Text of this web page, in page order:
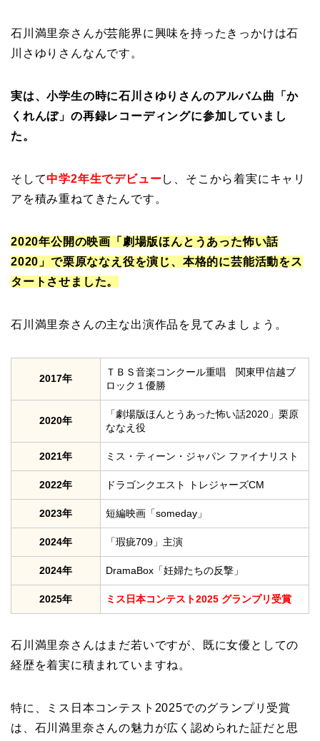
石川満里奈さんが芸能界に興味を持ったきっかけは石
川さゆりさんなんです。
実は、小学生の時に石川さゆりさんのアルバム曲「か
くれんぼ」の再録レコーディングに参加していまし
た。
そして中学2年生でデビューし、そこから着実にキャリ
アを積み重ねてきたんです。
2020年公開の映画「劇場版ほんとうあった怖い話
2020」で栗原ななえ役を演じ、本格的に芸能活動をス
タートさせました。
石川満里奈さんの主な出演作品を見てみましょう。
2017年
ＴＢＳ音楽コンクール重唱 関東甲信越ブ
ロック１優勝
2020年
「劇場版ほんとうあった怖い話2020」栗原
ななえ役
2021年 ミス・ティーン・ジャパン ファイナリスト
2022年 ドラゴンクエスト トレジャーズCM
2023年 短編映画「someday」
2024年 「瑕疵709」主演
2024年 DramaBox「妊婦たちの反撃」
2025年 ミス日本コンテスト2025 グランプリ受賞
石川満里奈さんはまだ若いですが、既に女優としての
経歴を着実に積まれていますね。
特に、ミス日本コンテスト2025でのグランプリ受賞
は、石川満里奈さんの魅力が広く認められた証だと思